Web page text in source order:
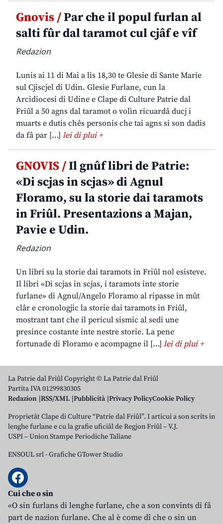
Gnovis /Par che il popul furlan al
salti fûr dal taramot cul cjâf e vîf
Redazion
Lunis ai 11 di Mai a lis 18,30 te Glesie di Sante Marie
sul Cjiscjel di Udin. Glesie Furlane, cun la
Arcidiocesi di Udine e Clape di Culture Patrie dal
Friûl a 50 agns dal taramot o volìn ricuardâ ducj i
muarts e dutis chês personis che tai agns si son dadis
da fâ par […] lei di plui +
GNOVIS /Il gnûf libri de Patrie:
«Di scjas in scjas» di Agnul
Floramo, su la storie dai taramots
in Friûl. Presentazions a Majan,
Pavie e Udin.
Redazion
Un libri su la storie dai taramots in Friûl nol esisteve.
Il libri «Di scjas in scjas, i taramots inte storie
furlane» di Agnul/Angelo Floramo al ripasse in mût
clâr e cronologjic la storie dai taramots in Friûl,
mostrant tant che il pericul sismic al sedi une
presince costante inte nestre storie. La pene
fortunade di Floramo e acompagne il […] lei di plui +
La Patrie dal Friûl Copyright © La Patrie dal Friûl
Partita IVA 01299830305
Redazion RSS/XML Pubblicità Privacy PolicyCookie Policy
Proprietât Clape di Culture “Patrie dal Friûl”. I articui a son scrits in
lenghe furlane e cu la grafie uficiâl de Regjon Friûl – V.J.
USPI – Union Stampe Periodiche Taliane
ENSOUL srl-Grafiche GTower Studio
Cui che o sin
«O sin furlans di lenghe furlane, che a son convints di fâ
part de nazion furlane. Che al è come dî che o sin un